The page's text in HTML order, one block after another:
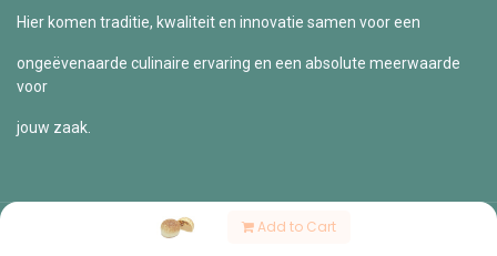
Add to Cart
Hier komen traditie, kwaliteit en innovatie samen voor een
ongeëvenaarde culinaire ervaring en een absolute meerwaarde
voor
jouw zaak.
Copyright © Lingier